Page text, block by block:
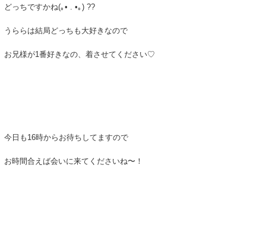
どっちですかね(｡• . •｡) ??
うららは結局どっちも大好きなので
お兄様が1番好きなの、着させてください♡
今日も16時からお待ちしてますので
お時間合えば会いに来てくださいね〜！